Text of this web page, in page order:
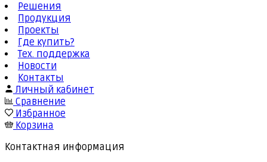
Решения
Продукция
Проекты
Где купить?
Тех. поддержка
Новости
Контакты
Личный кабинет
Сравнение
Избранное
Корзина
Контактная информация